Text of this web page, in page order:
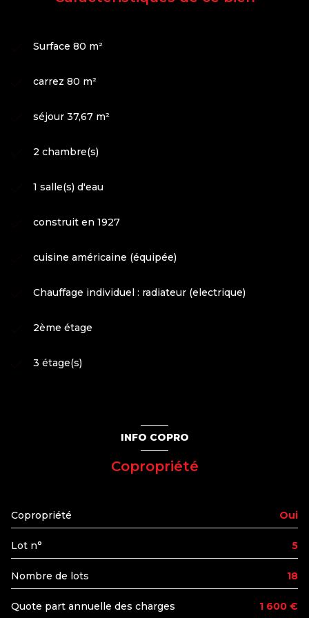
Surface 80 m²
carrez 80 m²
séjour 37,67 m²
2 chambre(s)
1 salle(s) d'eau
construit en 1927
cuisine américaine (équipée)
Chauffage individuel : radiateur (electrique)
2ème étage
3 étage(s)
INFO COPRO
Copropriété
Copropriété Oui
Lot n° 5
Nombre de lots 18
Quote part annuelle des charges 1 600 €